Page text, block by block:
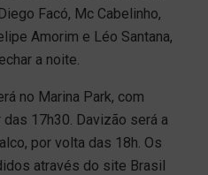
Facó, Mc Cabelinho,
Amorim e Léo Santana,
a noite.
no Marina Park, com
17h30. Davizão será a
por volta das 18h. Os
através do site Brasil